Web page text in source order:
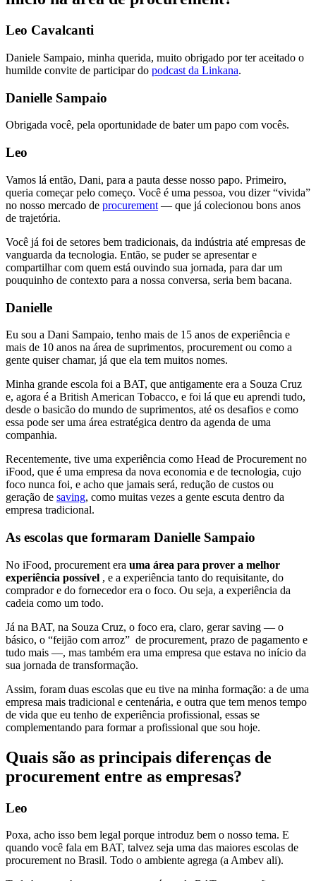
Leo Cavalcanti
Daniele Sampaio, minha querida, muito obrigado por ter aceitado o
humilde convite de participar do podcast da Linkana.
Danielle Sampaio
Obrigada você, pela oportunidade de bater um papo com vocês.
Leo
Vamos lá então, Dani, para a pauta desse nosso papo. Primeiro,
queria começar pelo começo. Você é uma pessoa, vou dizer “vivida”
no nosso mercado de procurement — que já colecionou bons anos
de trajetória.
Você já foi de setores bem tradicionais, da indústria até empresas de
vanguarda da tecnologia. Então, se puder se apresentar e
compartilhar com quem está ouvindo sua jornada, para dar um
pouquinho de contexto para a nossa conversa, seria bem bacana.
Danielle
Eu sou a Dani Sampaio, tenho mais de 15 anos de experiência e
mais de 10 anos na área de suprimentos, procurement ou como a
gente quiser chamar, já que ela tem muitos nomes.
Minha grande escola foi a BAT, que antigamente era a Souza Cruz
e, agora é a British American Tobacco, e foi lá que eu aprendi tudo,
desde o basicão do mundo de suprimentos, até os desafios e como
essa pode ser uma área estratégica dentro da agenda de uma
companhia.
Recentemente, tive uma experiência como Head de Procurement no
iFood, que é uma empresa da nova economia e de tecnologia, cujo
foco nunca foi, e acho que jamais será, redução de custos ou
geração de saving, como muitas vezes a gente escuta dentro da
empresa tradicional.
As escolas que formaram Danielle Sampaio
No iFood, procurement era uma área para prover a melhor
experiência possível , e a experiência tanto do requisitante, do
comprador e do fornecedor era o foco. Ou seja, a experiência da
cadeia como um todo.
Já na BAT, na Souza Cruz, o foco era, claro, gerar saving — o
básico, o “feijão com arroz” de procurement, prazo de pagamento e
tudo mais —, mas também era uma empresa que estava no início da
sua jornada de transformação.
Assim, foram duas escolas que eu tive na minha formação: a de uma
empresa mais tradicional e centenária, e outra que tem menos tempo
de vida que eu tenho de experiência profissional, essas se
complementando para formar a profissional que sou hoje.
Quais são as principais diferenças de
procurement entre as empresas?
Leo
Poxa, acho isso bem legal porque introduz bem o nosso tema. E
quando você fala em BAT, talvez seja uma das maiores escolas de
procurement no Brasil. Todo o ambiente agrega (a Ambev ali).